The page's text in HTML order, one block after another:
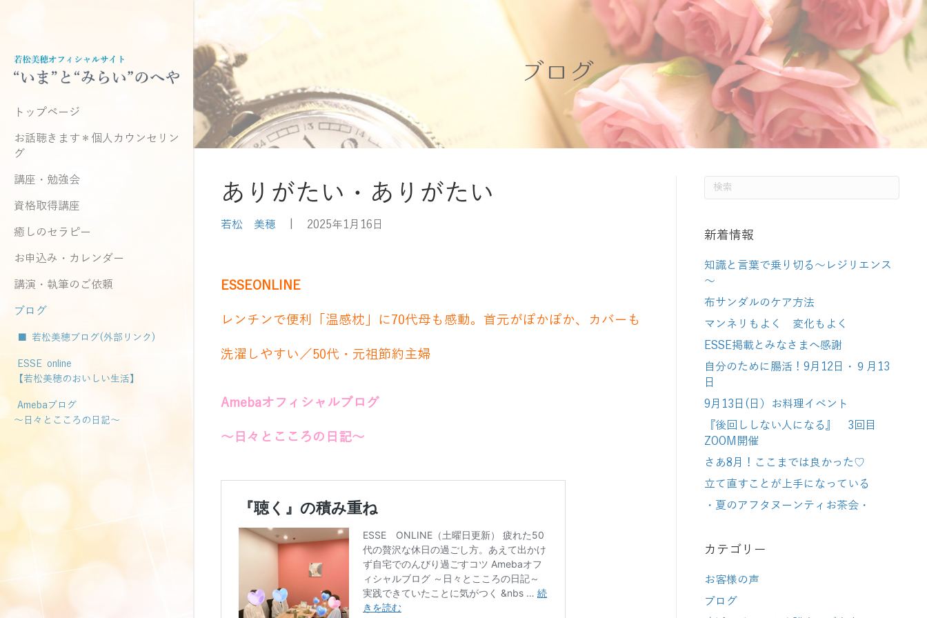
トップページ
お話聴きます＊個人カウンセリン
グ
講座・勉強会
資格取得講座
癒しのセラピー
お申込み・カレンダー
講演・執筆のご依頼
ブログ
■ 若松美穂ブログ(外部リンク)
ESSE online
【若松美穂のおいしい生活】
Amebaブログ
～日々とこころの日記～
ブログ
ありがたい・ありがたい
若松 美穂 2025年1月16日
ESSEONLINE
レンチンで便利「温感枕」に70代母も感動。首元がぽかぽか、カバーも
洗濯しやすい／50代・元祖節約主婦
Amebaオフィシャルブログ
～日々とこころの日記～
新着情報
知識と言葉で乗り切る～レジリエンス
～
布サンダルのケア方法
マンネリもよく 変化もよく
ESSE掲載とみなさまへ感謝
自分のために腸活！9月12日・９月13
日
9月13日(日）お料理イベント
『後回ししない人になる』 3回目
ZOOM開催
さあ8月！ここまでは良かった♡
立て直すことが上手になっている
・夏のアフタヌーンティお茶会・
カテゴリー
お客様の声
ブログ